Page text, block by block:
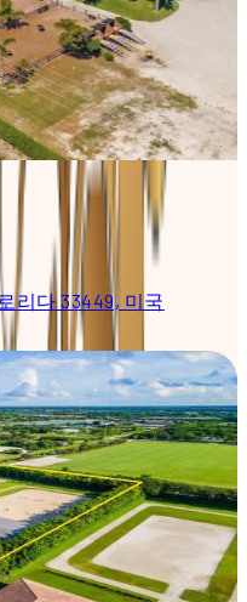
리다 33449, 미국